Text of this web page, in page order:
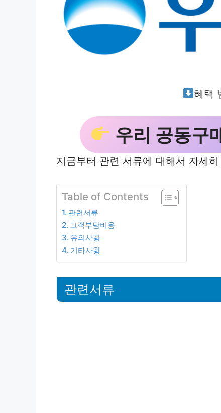
혜택
우리 공동구
지금부터 관련 서류에 대해서 자세
Table of Contents
관련서류
고객부담비용
유의사항
기타사항
관련서류